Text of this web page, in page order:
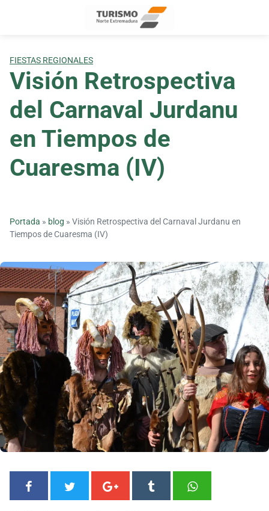
FIESTAS REGIONALES
Visión Retrospectiva
del Carnaval Jurdanu
en Tiempos de
Cuaresma (IV)
Portada » blog » Visión Retrospectiva del Carnaval Jurdanu en
Tiempos de Cuaresma (IV)